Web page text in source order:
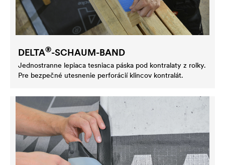
DELTA®-SCHAUM-BAND
Jednostranne lepiaca tesniaca páska pod kontralaty z rolky.
Pre bezpečné utesnenie perforácií klincov kontralát.